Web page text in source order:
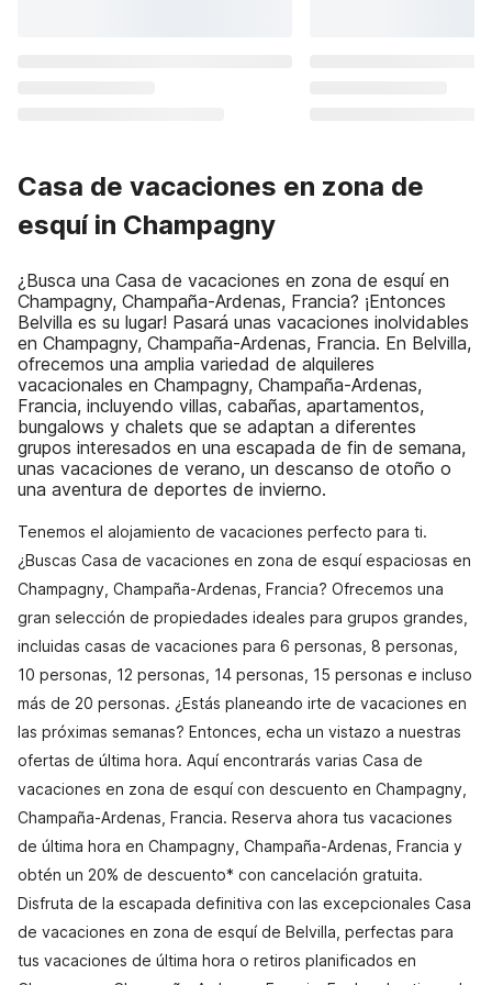
Casa de vacaciones en zona de
esquí in Champagny
¿Busca una Casa de vacaciones en zona de esquí en
Champagny, Champaña-Ardenas, Francia? ¡Entonces
Belvilla es su lugar! Pasará unas vacaciones inolvidables
en Champagny, Champaña-Ardenas, Francia. En Belvilla,
ofrecemos una amplia variedad de alquileres
vacacionales en Champagny, Champaña-Ardenas,
Francia, incluyendo villas, cabañas, apartamentos,
bungalows y chalets que se adaptan a diferentes
grupos interesados en una escapada de fin de semana,
unas vacaciones de verano, un descanso de otoño o
una aventura de deportes de invierno.
Tenemos el alojamiento de vacaciones perfecto para ti.
¿Buscas Casa de vacaciones en zona de esquí espaciosas en
Champagny, Champaña-Ardenas, Francia? Ofrecemos una
gran selección de propiedades ideales para grupos grandes,
incluidas casas de vacaciones para 6 personas, 8 personas,
10 personas, 12 personas, 14 personas, 15 personas e incluso
más de 20 personas. ¿Estás planeando irte de vacaciones en
las próximas semanas? Entonces, echa un vistazo a nuestras
ofertas de última hora. Aquí encontrarás varias Casa de
vacaciones en zona de esquí con descuento en Champagny,
Champaña-Ardenas, Francia. Reserva ahora tus vacaciones
de última hora en Champagny, Champaña-Ardenas, Francia y
obtén un 20% de descuento* con cancelación gratuita.
Disfruta de la escapada definitiva con las excepcionales Casa
de vacaciones en zona de esquí de Belvilla, perfectas para
tus vacaciones de última hora o retiros planificados en